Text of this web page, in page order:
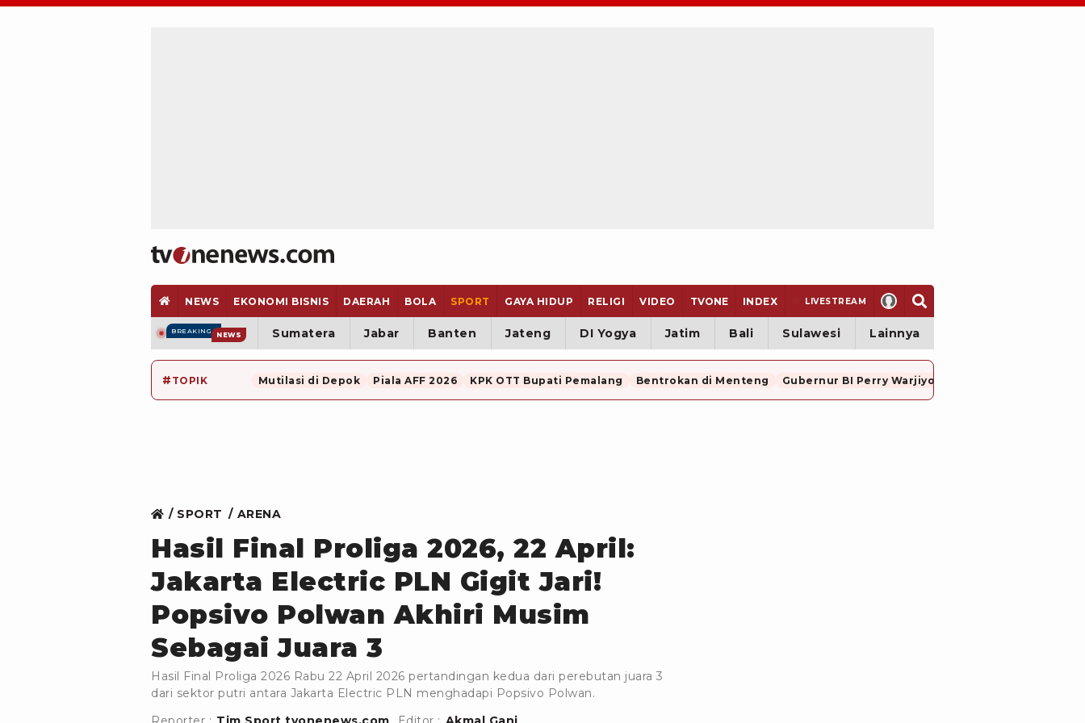
NEWS EKONOMI BISNIS DAERAH BOLA SPORT GAYA HIDUP RELIGI VIDEO TVONE INDEX LIVESTREAM
BREAKING NEWS Sumatera Jabar Banten Jateng DI Yogya Jatim Bali Sulawesi Lainnya
# TOPIK Mutilasi di Depok Piala AFF 2026 KPK OTT Bupati Pemalang Bentrokan di Menteng Gubernur BI Perry Warjiyo Mundur
SPORT ARENA
Hasil Final Proliga 2026, 22 April:
Jakarta Electric PLN Gigit Jari!
Popsivo Polwan Akhiri Musim
Sebagai Juara 3
Hasil Final Proliga 2026 Rabu 22 April 2026 pertandingan kedua dari perebutan juara 3
dari sektor putri antara Jakarta Electric PLN menghadapi Popsivo Polwan.